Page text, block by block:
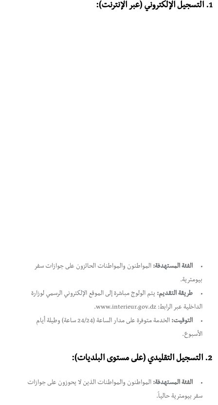
1. التسجيل الإلكتروني (عبر الإنترنت):
الفئة المستهدفة: المواطنون والمواطنات الحائزون على جوازات سفر
بيومترية.
طريقة التقديم: يتم الولوج مباشرة إلى الموقع الإلكتروني الرسمي لوزارة
الداخلية عبر الرابط: www.interieur.gov.dz.
التوقيت:
الخدمة متوفرة على مدار الساعة (24/24 ساعة) وطيلة أيام
الأسبوع.
2. التسجيل التقليدي (على مستوى البلديات):
الفئة المستهدفة: المواطنون والمواطنات الذين لا يحوزون على جوازات
سفر بيومترية حالياً.